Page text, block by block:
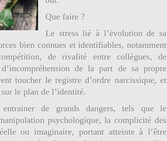
Que faire ?
Le stress lié à l’évolution de sa
bien connues et identifiables, notamment
de rivalité entre collègues, de
d’incompréhension de la part de sa propre
toucher le registre d’ordre narcissique, et
le plan de l’identité.
de grands dangers, tels que le
psychologique, la complicité des
ou imaginaire, portant atteinte à l’être